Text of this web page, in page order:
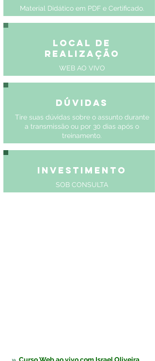
Material Didático em PDF e Certificado.
Local de
Realização
WEB AO VIVO
Dúvidas
Tire suas dúvidas sobre o assunto durante
a transmissão ou por 30 dias após o
treinamento.
Investimento
SOB CONSULTA
» Curso Web ao vivo com Israel Oliveira